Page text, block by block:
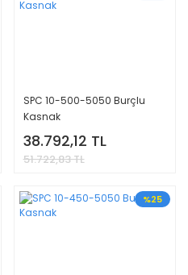
SPC 10-500-5050 Burçlu
Kasnak
38.792,12 TL
51.722,83 TL
%25